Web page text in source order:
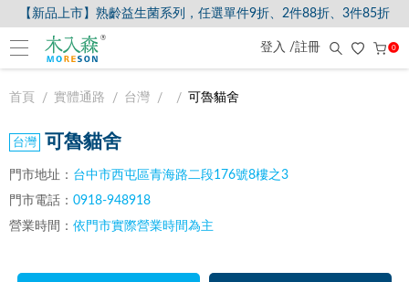
【新品上市】熟齡益生菌系列，任選單件9折、2件88折、3件85折
登入 /註冊 0
首頁 實體通路 台灣 可魯貓舍
可魯貓舍
門市地址： 台中市西屯區青海路二段176號8樓之3
門市電話： 0918-948918
營業時間： 依門市實際營業時間為主